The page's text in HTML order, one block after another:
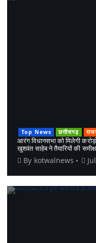
Top News छत्तीसगढ़
आरंग विधानसभा को मिलेगी
खुशवंत साहेब ने तैयारियों की
By kotwalnews